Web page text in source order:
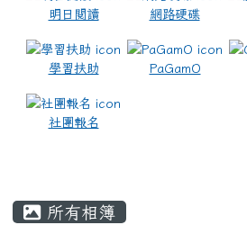
明日閱讀 網路硬碟
學習扶助 PaGamO
社團報名
所有相簿